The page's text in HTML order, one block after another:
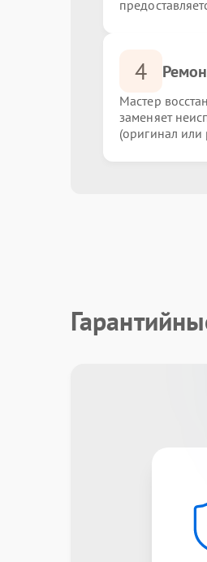
4
Мастер
заменяет
(оригинал